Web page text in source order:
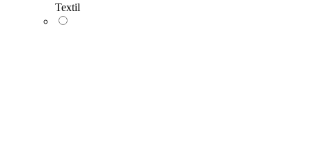
Textil